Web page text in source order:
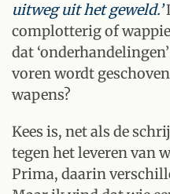
uitweg uit het geweld.’
complotterig of
dat
voren wordt
wapens?
Kees is, net als de
tegen het leveren van
Prima, daarin